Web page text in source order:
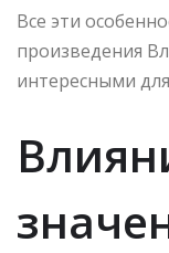
Все эти
произведения
интересными